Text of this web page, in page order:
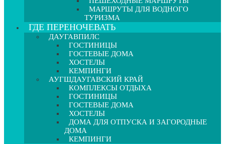
МАРШРУТЫ ДЛЯ ВОДНОГО
ТУРИЗМА
ГДЕ ПЕРЕНОЧЕВАТЬ
ДАУГАВПИЛС
ГОСТИНИЦЫ
ГОСТЕВЫЕ ДОМА
ХОСТЕЛЫ
КЕМПИНГИ
АУГШДАУГАВСКИЙ КРАЙ
КОМПЛЕКСЫ ОТДЫХА
ГОСТИНИЦЫ
ГОСТЕВЫЕ ДОМА
ХОСТЕЛЫ
ДОМА ДЛЯ ОТПУСКА И ЗАГОРОДНЫЕ
ДОМА
КЕМПИНГИ